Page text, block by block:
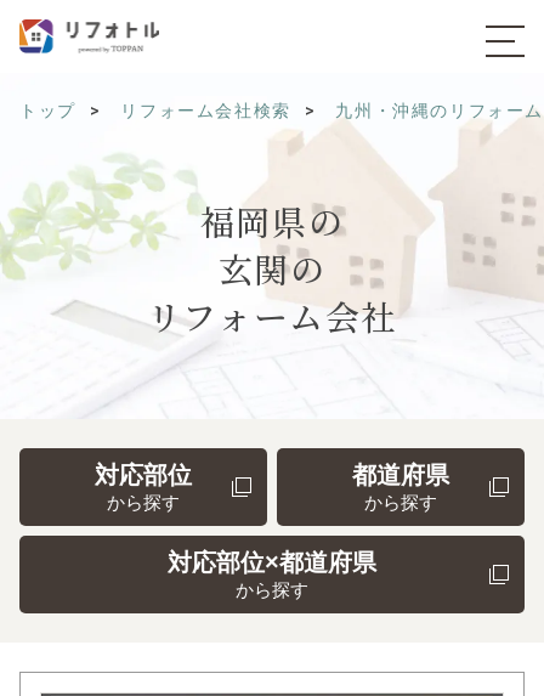
トップ リフォーム会社検索 九州・沖縄のリフォー
福岡県の
玄関の
リフォーム会社
対応部位
から探す
都道府県
から探す
対応部位×都道府県
から探す